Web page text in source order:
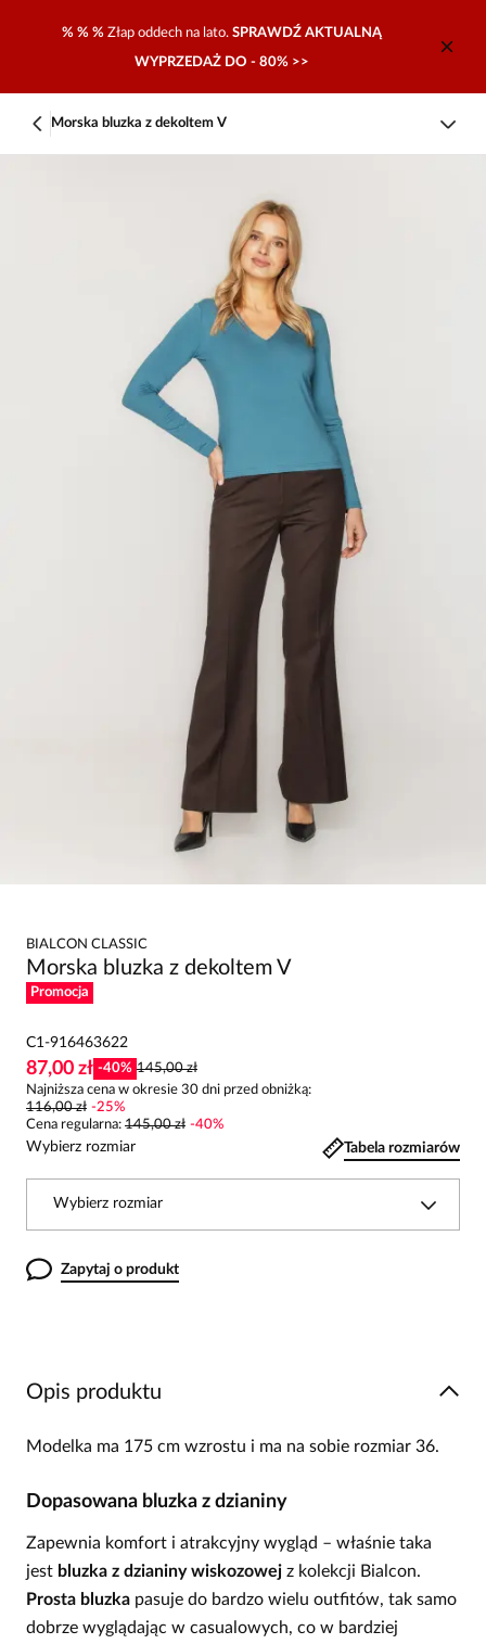
% % % Złap oddech na lato. SPRAWDŹ AKTUALNĄ
WYPRZEDAŻ DO - 80% >>
Morska bluzka z dekoltem V
BIALCON CLASSIC
Morska bluzka z dekoltem V
Promocja
C1-916463622
87,00 zł -40% 145,00 zł
Najniższa cena w okresie 30 dni przed obniżką:
116,00 zł -25%
Cena regularna: 145,00 zł -40%
Wybierz rozmiar Tabela rozmiarów
Wybierz rozmiar
Zapytaj o produkt
Opis produktu
Modelka ma 175 cm wzrostu i ma na sobie rozmiar 36.
Dopasowana bluzka z dzianiny
Zapewnia komfort i atrakcyjny wygląd – właśnie taka
jest bluzka z dzianiny wiskozowej z kolekcji Bialcon.
Prosta bluzka pasuje do bardzo wielu outfitów, tak samo
dobrze wyglądając w casualowych, co w bardziej